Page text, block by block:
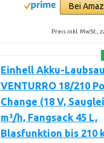
Bei
Preis inkl. MwSt.,
Einhell Akku-
VENTURRO 18/210
Change (18 V,
m³/h, Fangsack 45 L,
Blasfunktion bis 210